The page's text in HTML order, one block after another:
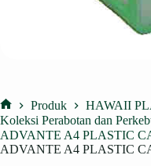
Home
Produk
HAWAII
Koleksi Perabotan dan
ADVANTE A4 PLASTIC
ADVANTE A4 PLASTIC